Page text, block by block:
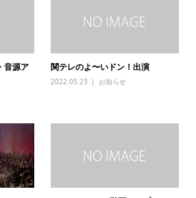
音源ア
関テレのよ〜いドン！出演
2022.05.23 お知らせ